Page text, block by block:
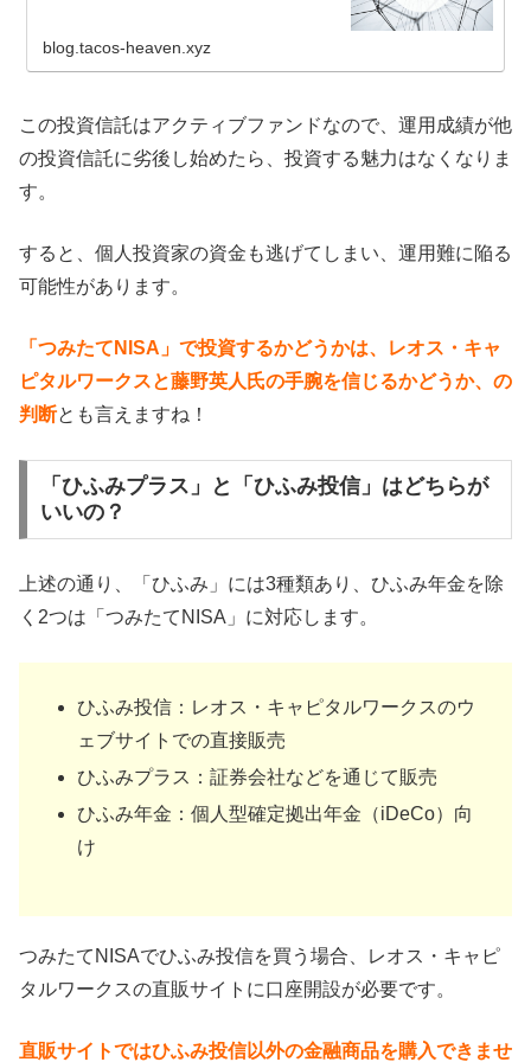
blog.tacos-heaven.xyz
この投資信託はアクティブファンドなので、運用成績が他
の投資信託に劣後し始めたら、投資する魅力はなくなりま
す。
すると、個人投資家の資金も逃げてしまい、運用難に陥る
可能性があります。
「つみたてNISA」で投資するかどうかは、レオス・キャ
ピタルワークスと藤野英人氏の手腕を信じるかどうか、の
判断とも言えますね！
「ひふみプラス」と「ひふみ投信」はどちらが
いいの？
上述の通り、「ひふみ」には3種類あり、ひふみ年金を除
く2つは「つみたてNISA」に対応します。
ひふみ投信：レオス・キャピタルワークスのウ
ェブサイトでの直接販売
ひふみプラス：証券会社などを通じて販売
ひふみ年金：個人型確定拠出年金（iDeCo）向
け
つみたてNISAでひふみ投信を買う場合、レオス・キャピ
タルワークスの直販サイトに口座開設が必要です。
直販サイトではひふみ投信以外の金融商品を購入できませ